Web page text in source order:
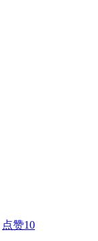
点赞10